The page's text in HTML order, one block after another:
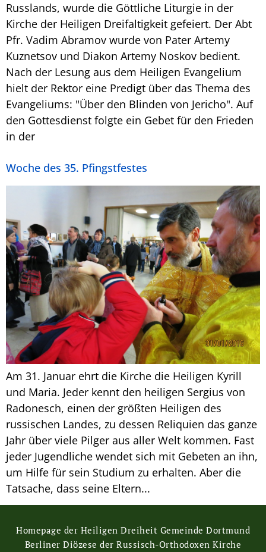
Russlands, wurde die Göttliche Liturgie in der
Kirche der Heiligen Dreifaltigkeit gefeiert. Der Abt
Pfr. Vadim Abramov wurde von Pater Artemy
Kuznetsov und Diakon Artemy Noskov bedient.
Nach der Lesung aus dem Heiligen Evangelium
hielt der Rektor eine Predigt über das Thema des
Evangeliums: "Über den Blinden von Jericho". Auf
den Gottesdienst folgte ein Gebet für den Frieden
in der
Woche des 35. Pfingstfestes
Am 31. Januar ehrt die Kirche die Heiligen Kyrill
und Maria. Jeder kennt den heiligen Sergius von
Radonesch, einen der größten Heiligen des
russischen Landes, zu dessen Reliquien das ganze
Jahr über viele Pilger aus aller Welt kommen. Fast
jeder Jugendliche wendet sich mit Gebeten an ihn,
um Hilfe für sein Studium zu erhalten. Aber die
Tatsache, dass seine Eltern...
Homepage der Heiligen Dreiheit Gemeinde Dortmund
Berliner Diözese der Russisch-Orthodoxen Kirche